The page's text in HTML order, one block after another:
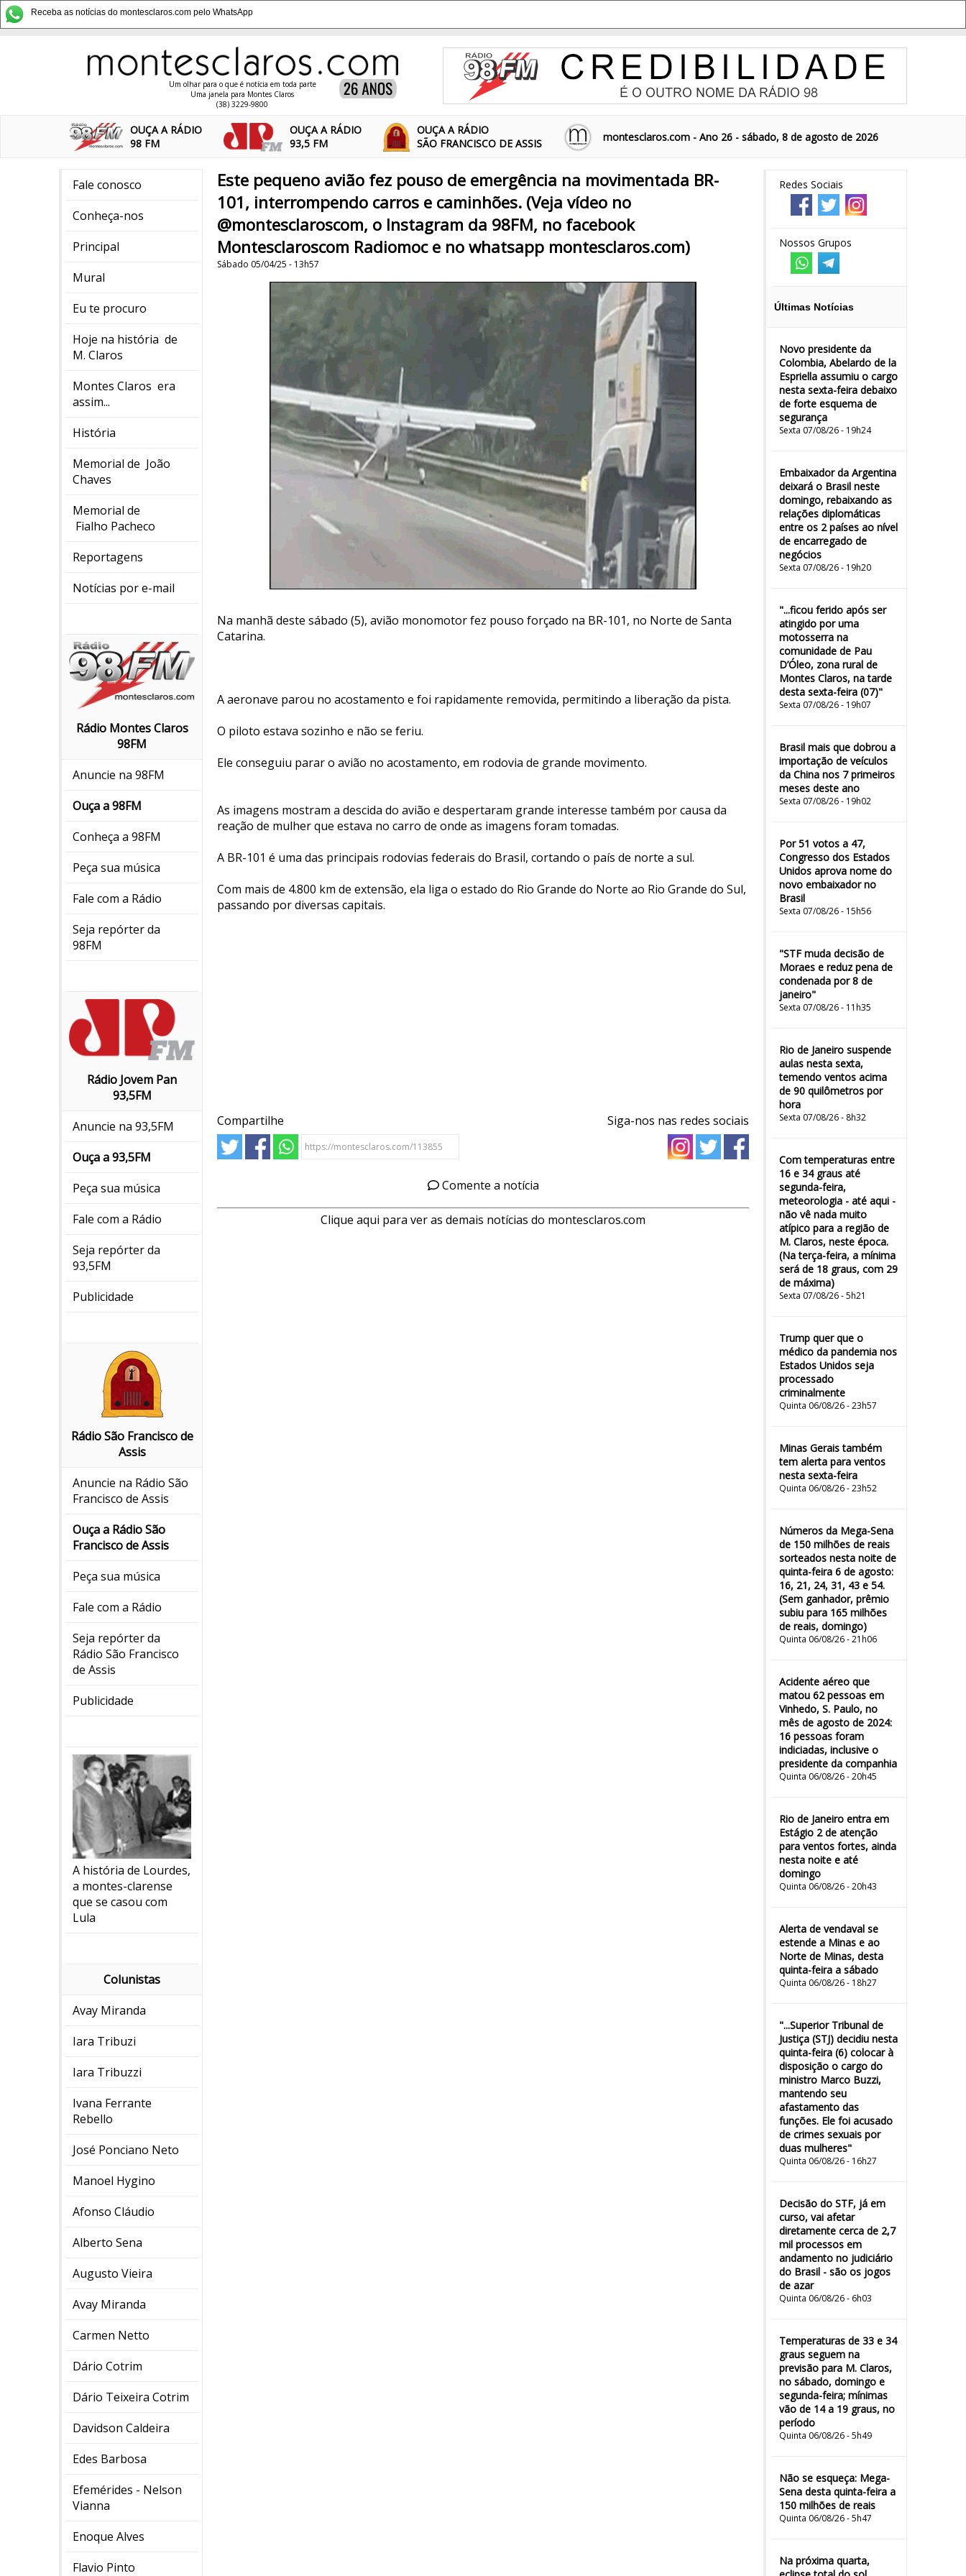
Receba as notícias do montesclaros.com pelo WhatsApp
Um olhar para o que é notícia em toda parte
Uma janela para Montes Claros
(38) 3229-9800
OUÇA A RÁDIO
98 FM
OUÇA A RÁDIO
93,5 FM
OUÇA A RÁDIO
SÃO FRANCISCO DE ASSIS
montesclaros.com - Ano 26 - sábado, 8 de agosto de 2026
Fale conosco
Conheça-nos
Principal
Mural
Eu te procuro
Hoje na história de
M. Claros
Montes Claros era
assim...
História
Memorial de João
Chaves
Memorial de
Fialho Pacheco
Reportagens
Notícias por e-mail
Rádio Montes Claros
98FM
Anuncie na 98FM
Ouça a 98FM
Conheça a 98FM
Peça sua música
Fale com a Rádio
Seja repórter da
98FM
Rádio Jovem Pan
93,5FM
Anuncie na 93,5FM
Ouça a 93,5FM
Peça sua música
Fale com a Rádio
Seja repórter da
93,5FM
Publicidade
Rádio São Francisco de
Assis
Anuncie na Rádio São
Francisco de Assis
Ouça a Rádio São
Francisco de Assis
Peça sua música
Fale com a Rádio
Seja repórter da
Rádio São Francisco
de Assis
Publicidade
A história de Lourdes,
a montes-clarense
que se casou com
Lula
Colunistas
Avay Miranda
Iara Tribuzi
Iara Tribuzzi
Ivana Ferrante
Rebello
José Ponciano Neto
Manoel Hygino
Afonso Cláudio
Alberto Sena
Augusto Vieira
Avay Miranda
Carmen Netto
Dário Cotrim
Dário Teixeira Cotrim
Davidson Caldeira
Edes Barbosa
Efemérides - Nelson
Vianna
Enoque Alves
Flavio Pinto
Redes Sociais
Nossos Grupos
Últimas Notícias
Novo presidente da
Colombia, Abelardo de la
Espriella assumiu o cargo
nesta sexta-feira debaixo
de forte esquema de
segurança
Sexta 07/08/26 - 19h24
Embaixador da Argentina
deixará o Brasil neste
domingo, rebaixando as
relações diplomáticas
entre os 2 países ao nível
de encarregado de
negócios
Sexta 07/08/26 - 19h20
"...ficou ferido após ser
atingido por uma
motosserra na
comunidade de Pau
D’Óleo, zona rural de
Montes Claros, na tarde
desta sexta-feira (07)"
Sexta 07/08/26 - 19h07
Brasil mais que dobrou a
importação de veículos
da China nos 7 primeiros
meses deste ano
Sexta 07/08/26 - 19h02
Por 51 votos a 47,
Congresso dos Estados
Unidos aprova nome do
novo embaixador no
Brasil
Sexta 07/08/26 - 15h56
"STF muda decisão de
Moraes e reduz pena de
condenada por 8 de
janeiro"
Sexta 07/08/26 - 11h35
Rio de Janeiro suspende
aulas nesta sexta,
temendo ventos acima
de 90 quilômetros por
hora
Sexta 07/08/26 - 8h32
Com temperaturas entre
16 e 34 graus até
segunda-feira,
meteorologia - até aqui -
não vê nada muito
atípico para a região de
M. Claros, neste época.
(Na terça-feira, a mínima
será de 18 graus, com 29
de máxima)
Sexta 07/08/26 - 5h21
Trump quer que o
médico da pandemia nos
Estados Unidos seja
processado
criminalmente
Quinta 06/08/26 - 23h57
Minas Gerais também
tem alerta para ventos
nesta sexta-feira
Quinta 06/08/26 - 23h52
Números da Mega-Sena
de 150 milhões de reais
sorteados nesta noite de
quinta-feira 6 de agosto:
16, 21, 24, 31, 43 e 54.
(Sem ganhador, prêmio
subiu para 165 milhões
de reais, domingo)
Quinta 06/08/26 - 21h06
Acidente aéreo que
matou 62 pessoas em
Vinhedo, S. Paulo, no
mês de agosto de 2024:
16 pessoas foram
indiciadas, inclusive o
presidente da companhia
Quinta 06/08/26 - 20h45
Rio de Janeiro entra em
Estágio 2 de atenção
para ventos fortes, ainda
nesta noite e até
domingo
Quinta 06/08/26 - 20h43
Alerta de vendaval se
estende a Minas e ao
Norte de Minas, desta
quinta-feira a sábado
Quinta 06/08/26 - 18h27
"...Superior Tribunal de
Justiça (STJ) decidiu nesta
quinta-feira (6) colocar à
disposição o cargo do
ministro Marco Buzzi,
mantendo seu
afastamento das
funções. Ele foi acusado
de crimes sexuais por
duas mulheres"
Quinta 06/08/26 - 16h27
Decisão do STF, já em
curso, vai afetar
diretamente cerca de 2,7
mil processos em
andamento no judiciário
do Brasil - são os jogos
de azar
Quinta 06/08/26 - 6h03
Temperaturas de 33 e 34
graus seguem na
previsão para M. Claros,
no sábado, domingo e
segunda-feira; mínimas
vão de 14 a 19 graus, no
período
Quinta 06/08/26 - 5h49
Não se esqueça: Mega-
Sena desta quinta-feira a
150 milhões de reais
Quinta 06/08/26 - 5h47
Na próxima quarta,
Este pequeno avião fez pouso de emergência na movimentada BR-
101, interrompendo carros e caminhões. (Veja vídeo no
@montesclaroscom, o Instagram da 98FM, no facebook
Montesclaroscom Radiomoc e no whatsapp montesclaros.com)
Sábado 05/04/25 - 13h57
Na manhã deste sábado (5), avião monomotor fez pouso forçado na BR-101, no Norte de Santa
Catarina.
A aeronave parou no acostamento e foi rapidamente removida, permitindo a liberação da pista.
O piloto estava sozinho e não se feriu.
Ele conseguiu parar o avião no acostamento, em rodovia de grande movimento.
As imagens mostram a descida do avião e despertaram grande interesse também por causa da
reação de mulher que estava no carro de onde as imagens foram tomadas.
A BR-101 é uma das principais rodovias federais do Brasil, cortando o país de norte a sul.
Com mais de 4.800 km de extensão, ela liga o estado do Rio Grande do Norte ao Rio Grande do Sul,
passando por diversas capitais.
Compartilhe Siga-nos nas redes sociais
Comente a notícia
Clique aqui para ver as demais notícias do montesclaros.com